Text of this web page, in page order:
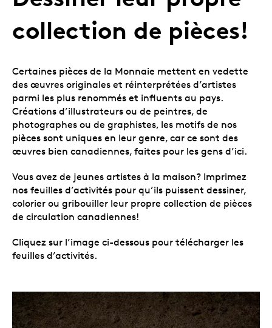
collection de pièces!
Certaines pièces de la Monnaie mettent en vedette
des œuvres originales et réinterprétées d’artistes
parmi les plus renommés et influents au pays.
Créations d’illustrateurs ou de peintres, de
photographes ou de graphistes, les motifs de nos
pièces sont uniques en leur genre, car ce sont des
œuvres bien canadiennes, faites pour les gens d’ici.
Vous avez de jeunes artistes à la maison? Imprimez
nos feuilles d’activités pour qu’ils puissent dessiner,
colorier ou gribouiller leur propre collection de pièces
de circulation canadiennes!
Cliquez sur l’image ci-dessous pour télécharger les
feuilles d’activités.